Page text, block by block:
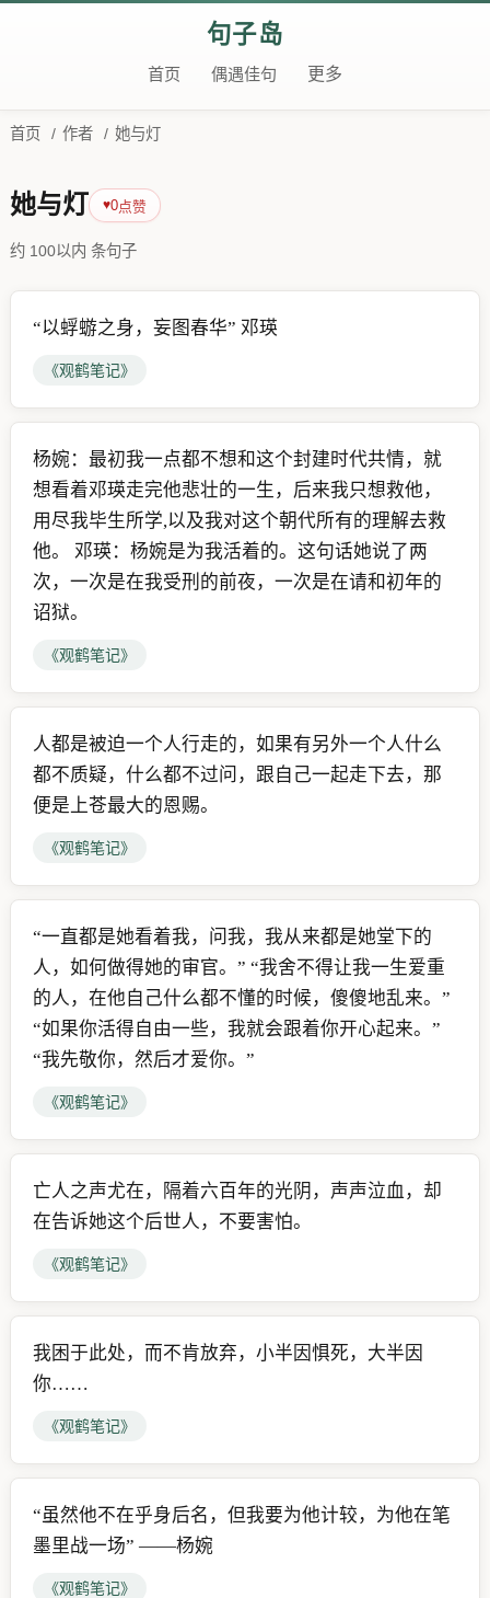
句子岛
首页 偶遇佳句 更多
首页 / 作者 / 她与灯
她与灯 ♥0点赞
约 100以内 条句子
“以蜉蝣之身，妄图春华” 邓瑛
《观鹤笔记》
杨婉：最初我一点都不想和这个封建时代共情，就
想看着邓瑛走完他悲壮的一生，后来我只想救他，
用尽我毕生所学,以及我对这个朝代所有的理解去救
他。 邓瑛：杨婉是为我活着的。这句话她说了两
次，一次是在我受刑的前夜，一次是在请和初年的
诏狱。
《观鹤笔记》
人都是被迫一个人行走的，如果有另外一个人什么
都不质疑，什么都不过问，跟自己一起走下去，那
便是上苍最大的恩赐。
《观鹤笔记》
“一直都是她看着我，问我，我从来都是她堂下的
人，如何做得她的审官。” “我舍不得让我一生爱重
的人，在他自己什么都不懂的时候，傻傻地乱来。”
“如果你活得自由一些，我就会跟着你开心起来。”
“我先敬你，然后才爱你。”
《观鹤笔记》
亡人之声尤在，隔着六百年的光阴，声声泣血，却
在告诉她这个后世人，不要害怕。
《观鹤笔记》
我困于此处，而不肯放弃，小半因惧死，大半因
你……
《观鹤笔记》
“虽然他不在乎身后名，但我要为他计较，为他在笔
墨里战一场” ——杨婉
《观鹤笔记》